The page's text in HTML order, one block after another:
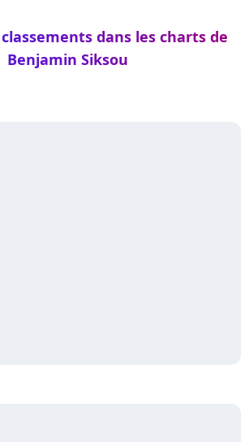
dans les charts de
Benjamin Siksou